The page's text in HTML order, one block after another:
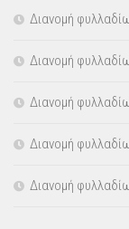
Διανομή
Διανομή
Διανομή
Διανομή
Διανομή